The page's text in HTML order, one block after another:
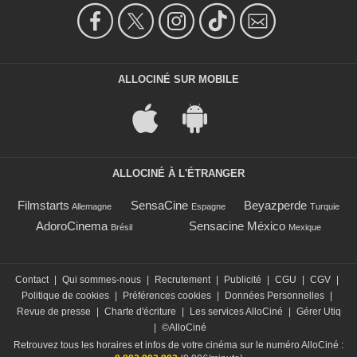
ALLOCINÉ SUR MOBILE
ALLOCINÉ À L'ÉTRANGER
Filmstarts Allemagne SensaCine Espagne Beyazperde Turquie
AdoroCinema Brésil Sensacine México Mexique
Contact Qui sommes-nous Recrutement Publicité CGU CGV
Politique de cookies
Préférences cookies Données Personnelles
Revue de presse
Charte d'écriture Les services AlloCiné
Gérer Utiq
©AlloCiné
Retrouvez tous les horaires et infos de votre cinéma sur le numéro AlloCiné :